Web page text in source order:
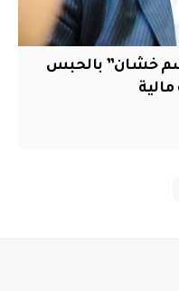
خشان” بالحبس